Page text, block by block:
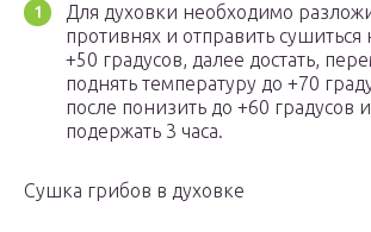
Для духовки необходимо
противнях и отправить сушиться
+50 градусов, далее достать,
поднять температуру до +70
после понизить до +60 градусов
подержать 3 часа.
Сушка грибов в духовке